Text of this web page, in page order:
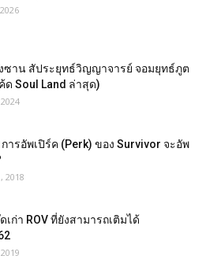
ซาน สัประยุทธ์วิญญาจารย์ จอมยุทธ์ภูต
ด Soul Land ล่าสุด)
การอัพเปิร์ค (Perk) ของ Survivor จะอัพ
2018
เก่า ROV ที่ยังสามารถเติมได้